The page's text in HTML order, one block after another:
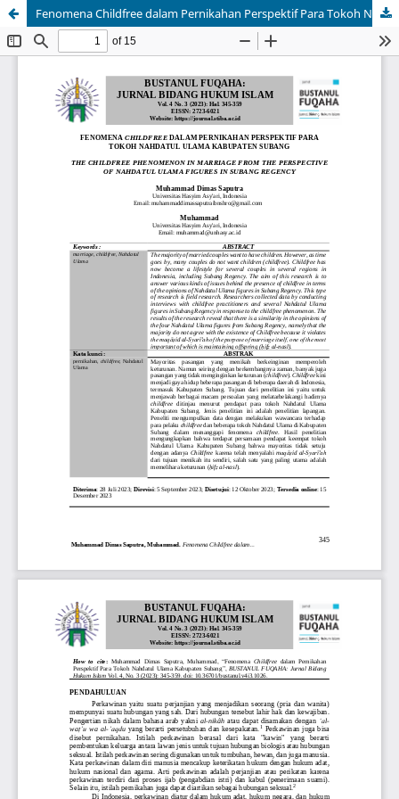
Fenomena Childfree dalam Pernikahan Perspektif Para Tokoh Nahdatul Ulama Kabupaten Subang